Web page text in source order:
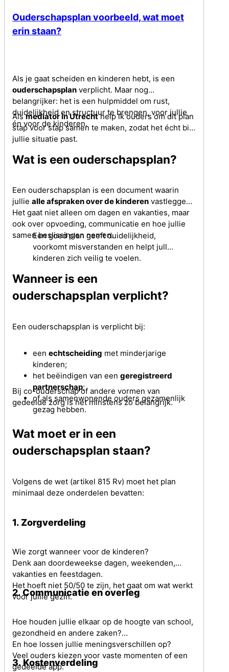
Ouderschapsplan voorbeeld, wat moet
erin staan?
Als je gaat scheiden en kinderen hebt, is een
ouderschapsplan verplicht. Maar nog
belangrijker: het is een hulpmiddel om rust,
duidelijkheid en structuur te brengen, voor jullie
én voor de kinderen.
Alsmediator in Utrechthelp ik ouders om dit plan
stap voor stap samen te maken, zodat het écht bij
jullie situatie past.
Wat is een ouderschapsplan?
Een ouderschapsplan is een document waarin
jullie alle afspraken over de kinderen vastleggen.
Het gaat niet alleen om dagen en vakanties, maar
ook over opvoeding, communicatie en hoe jullie
samen beslissingen nemen.
Een goed plan geeft duidelijkheid,
voorkomt misverstanden en helpt jullie
kinderen zich veilig te voelen.
Wanneer is een
ouderschapsplan verplicht?
Een ouderschapsplan is verplicht bij:
een echtscheiding met minderjarige
kinderen;
het beëindigen van een geregistreerd
partnerschap;
of als samenwonende ouders gezamenlijk
gezag hebben.
Bij co-ouderschap of andere vormen van
gedeelde zorg is het minstens zo belangrijk.
Wat moet er in een
ouderschapsplan staan?
Volgens de wet (artikel 815 Rv) moet het plan
minimaal deze onderdelen bevatten:
1. Zorgverdeling
Wie zorgt wanneer voor de kinderen?
Denk aan doordeweekse dagen, weekenden,
vakanties en feestdagen.
Het hoeft niet 50/50 te zijn, het gaat om wat werkt
voor jullie gezin.
2. Communicatie en overleg
Hoe houden jullie elkaar op de hoogte van school,
gezondheid en andere zaken?
En hoe lossen jullie meningsverschillen op?
Veel ouders kiezen voor vaste momenten of een
gedeelde app.
3. Kostenverdeling